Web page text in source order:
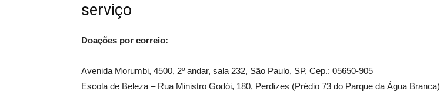
serviço
Doações por correio:
Avenida Morumbi, 4500, 2º andar, sala 232, São Paulo, SP, Cep.: 05650-905
Escola de Beleza – Rua Ministro Godói, 180, Perdizes (Prédio 73 do Parque da Água Branca)